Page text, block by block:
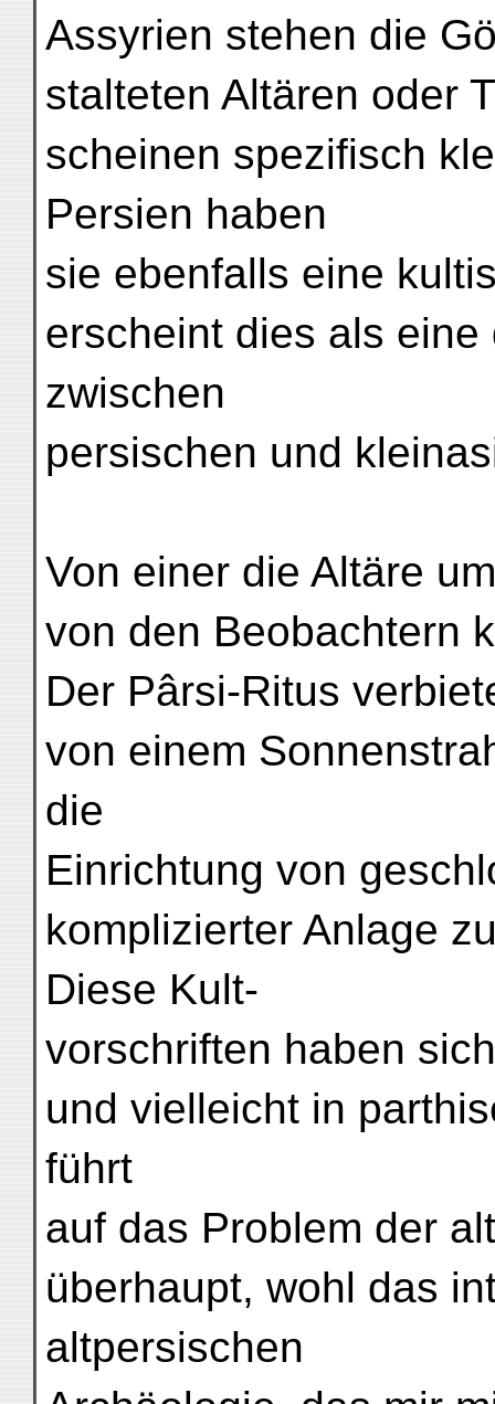
Assyrien stehen die
stalteten Altären oder
scheinen spezifisch
Persien haben
sie ebenfalls eine
erscheint dies als
zwischen
persischen und
Von einer die Altäre
von den Beobachtern
Der Pârsi-Ritus
von einem
die
Einrichtung von
komplizierter Anlage
Diese Kult-
vorschriften haben
und vielleicht in
führt
auf das Problem der
überhaupt, wohl das
altpersischen